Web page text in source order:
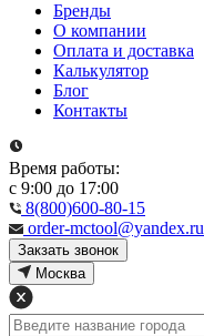
Бренды
О компании
Оплата и доставка
Калькулятор
Блог
Контакты
Время работы:
с 9:00 до 17:00
8(800)600-80-15
order-mctool@yandex.ru
Закзать звонок
Москва